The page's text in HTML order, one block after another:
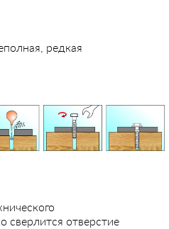
редкая
сверлится отверстие